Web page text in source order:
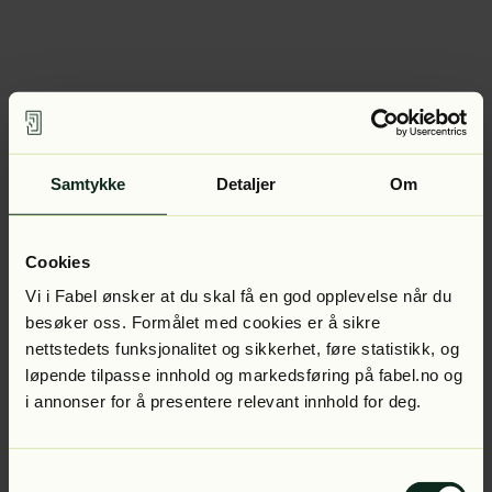
Samtykke Detaljer Om
Cookies
Vi i Fabel ønsker at du skal få en god opplevelse når du
besøker oss. Formålet med cookies er å sikre
nettstedets funksjonalitet og sikkerhet, føre statistikk, og
løpende tilpasse innhold og markedsføring på fabel.no og
i annonser for å presentere relevant innhold for deg.